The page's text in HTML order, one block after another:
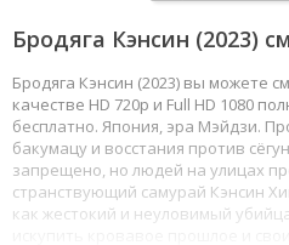
Бродяга Кэнсин (2023)
Бродяга Кэнсин (2023) вы можете
качестве HD 720p и Full HD 1080
бесплатно. Япония, эра Мэйдзи.
бакумацу и восстания против
запрещено, но людей на улицах
странствующий самурай Кэнсин
как жестокий и неуловимый